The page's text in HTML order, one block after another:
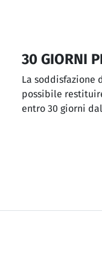
30 GIORNI
La soddisfazione
possibile
entro 30 giorni